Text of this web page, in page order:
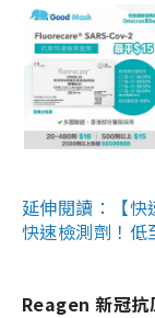
延伸閱讀：【
快速檢測劑！
Reagen 新冠抗